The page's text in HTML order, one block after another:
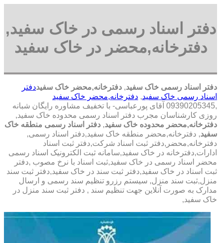
دفتر اسناد رسمی در خاک سفید,
دفترخانه,محضر در خاک سفید
دفتر اسناد رسمی خاک سفید, دفترخانه,محضر خاک سفیددفتر
اسناد رسمی خاک سفید, دفترخانه,محضر خاک سفید
,09390205345 آقای پورعباسی- با تخفیف مشاوره رايگان شبانه
روزی کارشناسان مجرب دفتر اسناد رسمی محدوده خاک سفید,
دفترخانه,محضر محدوده خاک سفید, دفتر اسناد رسمی منطقه خاک
سفید, دفترخانه,محضر منطقه خاک سفید,دفتر اسناد رسمی,
دفترخانه,محضر,دفتر ثبت اسناد شرکت,دفتر ثبت اسناد
ادارات,دفترخانه در خاک سفید,سامانه ثبت الکترونیک اسناد رسمی
محضر اسناد رسمی در خاک سفید,ثبت اسناد با نرخ مصوب ,دفتر
ثبت اسناد در خاک سفید,دفتر ثبت سند در خاک سفید,دفتر ثبت سند
منزل,ثبت سند منزل, سیستم رزرو تنظیم سند رسمی و ارسال
مدارک به صورت آنلاین جهت تنظیم سند , دفتر ثبت سند منزل در
خاک سفید,